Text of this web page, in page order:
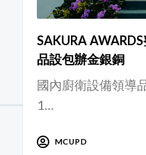
SAKURA
品設包辦金銀銅
國內廚衛設備領導
1…
MCUPD